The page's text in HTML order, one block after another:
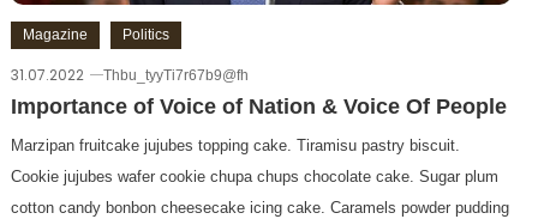
Magazine Politics
31.07.2022 Thbu_tyyTi7r67b9@fh
Importance of Voice of Nation & Voice Of People
Marzipan fruitcake jujubes topping cake. Tiramisu pastry biscuit.
Cookie jujubes wafer cookie chupa chups chocolate cake. Sugar plum
cotton candy bonbon cheesecake icing cake. Caramels powder pudding